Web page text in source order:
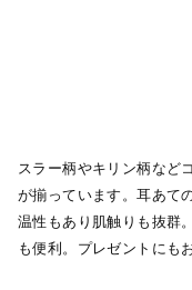
ジムマスターならでは
スラー柄やキリン柄など
が揃っています。耳あて
温性もあり肌触りも抜群
も便利。プレゼントにも